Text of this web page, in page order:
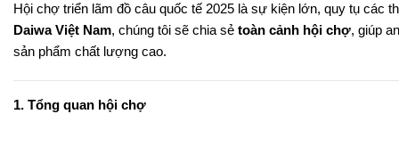
Hội chợ triển lãm đồ câu quốc tế 2025 là sự kiện lớn, quy tụ các
Daiwa Việt Nam, chúng tôi sẽ chia sẻ toàn cảnh hội chợ, giúp
sản phẩm chất lượng cao.
1. Tổng quan hội chợ